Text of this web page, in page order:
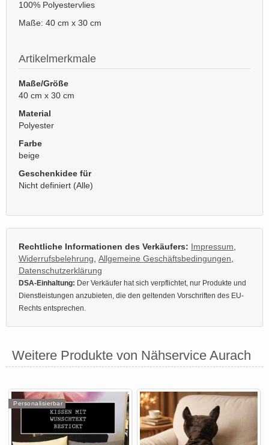
100% Polyestervlies
Maße: 40 cm x 30 cm
Artikelmerkmale
Maße/Größe
40 cm x 30 cm
Material
Polyester
Farbe
beige
Geschenkidee für
Nicht definiert (Alle)
Rechtliche Informationen des Verkäufers: Impressum
Widerrufsbelehrung Allgemeine Geschäftsbedingungen
Datenschutzerklärung
DSA-Einhaltung: Der Verkäufer hat sich verpflichtet, nur Produkte und
Dienstleistungen anzubieten, die den geltenden Vorschriften des EU-
Rechts entsprechen.
Weitere Produkte von Nähservice Aurach
Personalisierbar